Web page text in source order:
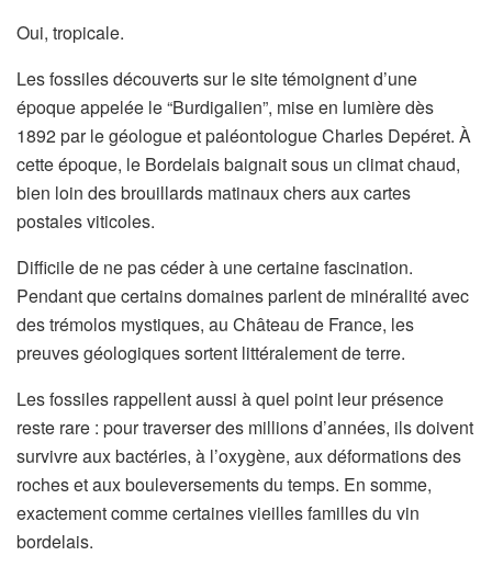
Oui, tropicale.
Les fossiles découverts sur le site témoignent d’une
époque appelée le “Burdigalien”, mise en lumière dès
1892 par le géologue et paléontologue Charles Depéret. À
cette époque, le Bordelais baignait sous un climat chaud,
bien loin des brouillards matinaux chers aux cartes
postales viticoles.
Difficile de ne pas céder à une certaine fascination.
Pendant que certains domaines parlent de minéralité avec
des trémolos mystiques, au Château de France, les
preuves géologiques sortent littéralement de terre.
Les fossiles rappellent aussi à quel point leur présence
reste rare : pour traverser des millions d’années, ils doivent
survivre aux bactéries, à l’oxygène, aux déformations des
roches et aux bouleversements du temps. En somme,
exactement comme certaines vieilles familles du vin
bordelais.